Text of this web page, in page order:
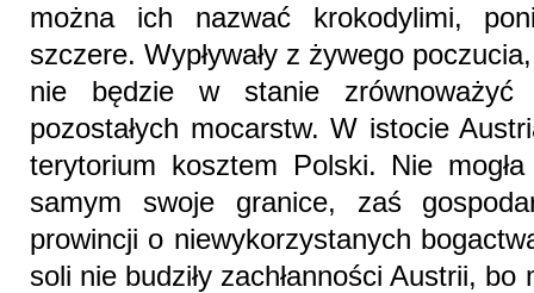
można ich nazwać krokodylimi,
szczere. Wypływały z żywego
nie będzie w stanie
pozostałych mocarstw. W istocie
terytorium kosztem Polski. Nie
samym swoje granice, zaś
prowincji o niewykorzystanych
soli nie budziły zachłanności Austrii, bo